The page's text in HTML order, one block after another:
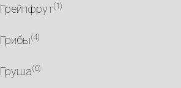
Грейпфрут(1)
Грибы(4)
Груша(6)